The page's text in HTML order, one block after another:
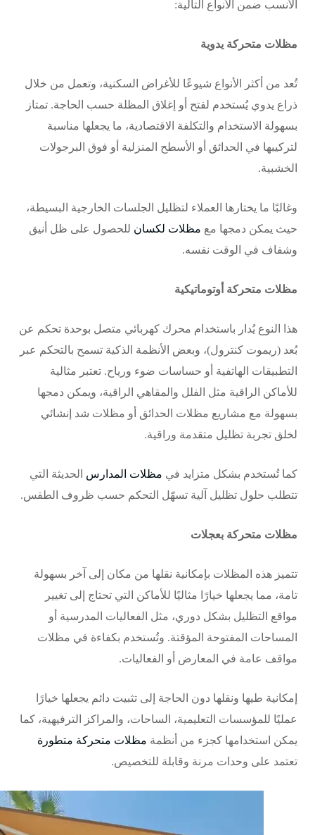
الأنسب ضمن الأنواع التالية:
مظلات متحركة يدوية
تُعد من أكثر الأنواع شيوعًا للأغراض السكنية، وتعمل من خلال
ذراع يدوي يُستخدم لفتح أو إغلاق المظلة حسب الحاجة. تمتاز
بسهولة الاستخدام والتكلفة الاقتصادية، ما يجعلها مناسبة
لتركيبها في الحدائق أو الأسطح المنزلية أو فوق البرجولات
الخشبية.
وغالبًا ما يختارها العملاء لتظليل الجلسات الخارجية البسيطة،
حيث يمكن دمجها مع مظلات لكسان للحصول على ظل أنيق
وشفاف في الوقت نفسه.
مظلات متحركة أوتوماتيكية
هذا النوع يُدار باستخدام محرك كهربائي متصل بوحدة تحكم عن
بُعد (ريموت كنترول)، وبعض الأنظمة الذكية تسمح بالتحكم عبر
التطبيقات الهاتفية أو حساسات ضوء ورياح. تعتبر مثالية
للأماكن الراقية مثل الفلل والمقاهي الراقية، ويمكن دمجها
بسهولة مع مشاريع مظلات الحدائق أو مظلات شد إنشائي
لخلق تجربة تظليل متقدمة وراقية.
كما تُستخدم بشكل متزايد في مظلات المدارس الحديثة التي
تتطلب حلول تظليل آلية تسهّل التحكم حسب ظروف الطقس.
مظلات متحركة بعجلات
تتميز هذه المظلات بإمكانية نقلها من مكان إلى آخر بسهولة
تامة، مما يجعلها خيارًا مثاليًا للأماكن التي تحتاج إلى تغيير
مواقع التظليل بشكل دوري، مثل الفعاليات المدرسية أو
المساحات المفتوحة المؤقتة. وتُستخدم بكفاءة في مظلات
مواقف عامة في المعارض أو الفعاليات.
إمكانية طيها ونقلها دون الحاجة إلى تثبيت دائم يجعلها خيارًا
عمليًا للمؤسسات التعليمية، الساحات، والمراكز الترفيهية، كما
يمكن استخدامها كجزء من أنظمة مظلات متحركة متطورة
تعتمد على وحدات مرنة وقابلة للتخصيص.